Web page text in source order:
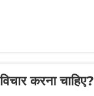
करना चाहिए?